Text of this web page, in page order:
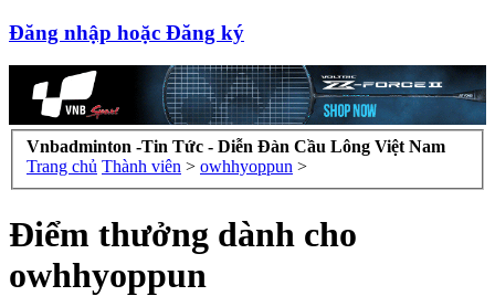
Đăng nhập hoặc Đăng ký
Vnbadminton -Tin Tức - Diễn Đàn Cầu Lông Việt Nam
Trang chủ Thành viên > owhhyoppun >
Điểm thưởng dành cho
owhhyoppun